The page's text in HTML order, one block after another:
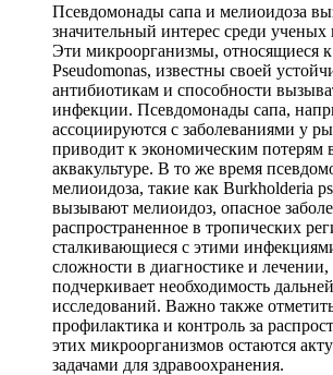
Псевдомонады сапа и мелиоидоза
значительный интерес среди ученых
Эти микроорганизмы, относящиеся
Pseudomonas, известны своей
антибиотикам и способности
инфекции. Псевдомонады сапа,
ассоциируются с заболеваниями у
приводит к экономическим потерям
аквакультуре. В то же время
мелиоидоза, такие как Burkholderia
вызывают мелиоидоз, опасное
распространенное в тропических
сталкивающиеся с этими
сложности в диагностике и лечении,
подчеркивает необходимость
исследований. Важно также
профилактика и контроль за
этих микроорганизмов остаются
задачами для здравоохранения.